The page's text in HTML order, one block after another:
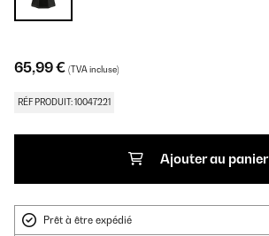
65,99 € (TVA incluse)
RÉF PRODUIT: 10047221
Ajouter au panier
Prêt à être expédié